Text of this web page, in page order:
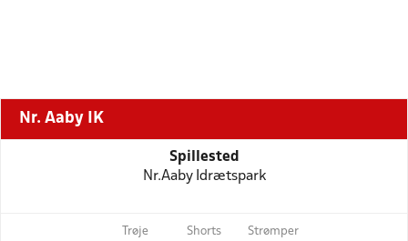
Nr. Aaby IK
Spillested
Nr.Aaby Idrætspark
Trøje Shorts Strømper